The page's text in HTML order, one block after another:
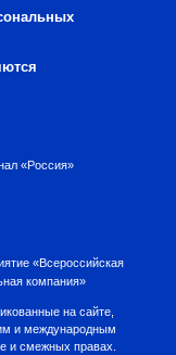
«Россия»
«Всероссийская
компания»
на сайте,
и международным
и смежных правах.